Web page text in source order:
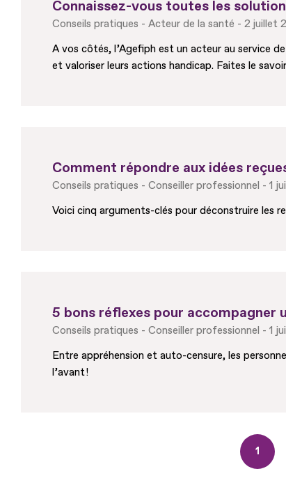
Connaissez-vous toutes les
Conseils pratiques Acteur de la santé
2 juillet
A vos côtés, l’Agefiph est un acteur au service
et valoriser leurs actions handicap. Faites le
Comment répondre aux idées
Conseils pratiques Conseiller professionnel
1
Voici cinq arguments-clés pour déconstruire les
5 bons réflexes pour accompagner
Conseils pratiques Conseiller professionnel
1
Entre appréhension et auto-censure, les
l’avant !
Page
1